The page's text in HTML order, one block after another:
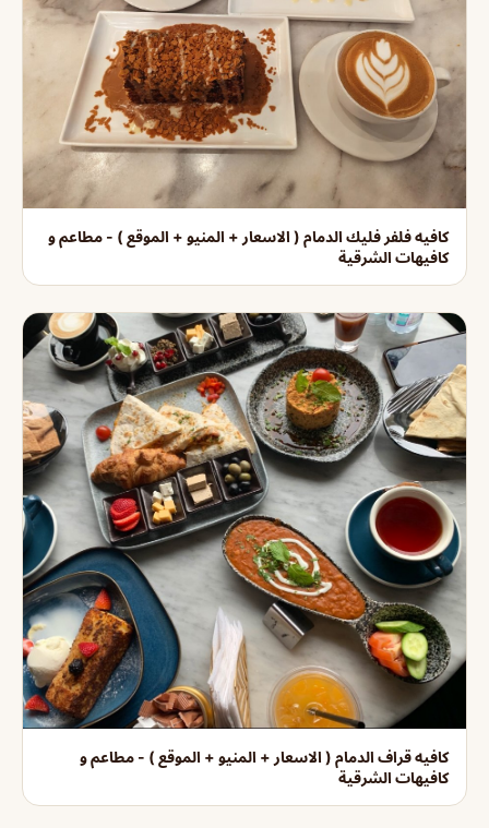
كافيه فلفر فليك الدمام ( الاسعار + المنيو + الموقع ) - مطاعم و
كافيهات الشرقية
كافيه قراف الدمام ( الاسعار + المنيو + الموقع ) - مطاعم و
كافيهات الشرقية